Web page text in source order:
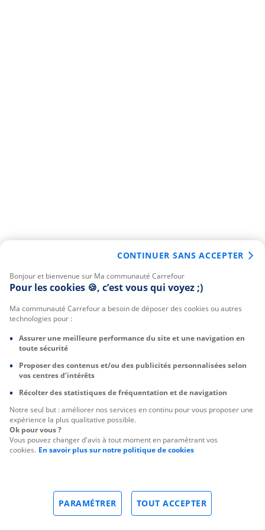
Bonjour et bienvenue sur Ma communauté Carrefour
Pour les cookies 🍪, c’est vous qui voyez ;)
Ma communauté Carrefour a besoin de déposer des cookies ou autres
technologies pour :
Assurer une meilleure performance du site et une navigation en
toute sécurité
Proposer des contenus et/ou des publicités personnalisées selon
vos centres d’intérêts
Récolter des statistiques de fréquentation et de navigation
Notre seul but : améliorer nos services en continu pour vous proposer une
expérience la plus qualitative possible.
Ok pour vous ?
Vous pouvez changer d'avis à tout moment en paramétrant vos
cookies. En savoir plus sur notre politique de cookies
TOUT ACCEPTER
PARAMÉTRER
CONTINUER SANS ACCEPTER